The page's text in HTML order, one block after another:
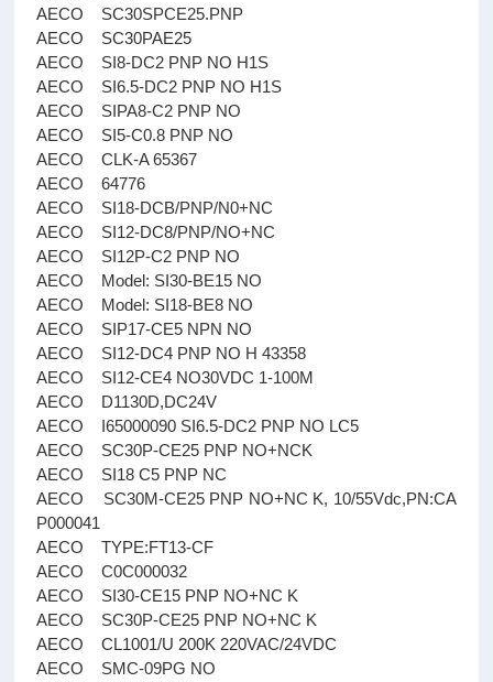
AECO SC30SPCE25.PNP
AECO SC30PAE25
AECO SI8-DC2 PNP NO H1S
AECO SI6.5-DC2 PNP NO H1S
AECO SIPA8-C2 PNP NO
AECO SI5-C0.8 PNP NO
AECO CLK-A 65367
AECO 64776
AECO SI18-DCB/PNP/N0+NC
AECO SI12-DC8/PNP/NO+NC
AECO SI12P-C2 PNP NO
AECO Model: SI30-BE15 NO
AECO Model: SI18-BE8 NO
AECO SIP17-CE5 NPN NO
AECO SI12-DC4 PNP NO H 43358
AECO SI12-CE4 NO30VDC 1-100M
AECO D1130D,DC24V
AECO I65000090 SI6.5-DC2 PNP NO LC5
AECO SC30P-CE25 PNP NO+NCK
AECO SI18 C5 PNP NC
AECO SC30M-CE25 PNP NO+NC K, 10/55Vdc,PN:CA
P000041
AECO TYPE:FT13-CF
AECO C0C000032
AECO SI30-CE15 PNP NO+NC K
AECO SC30P-CE25 PNP NO+NC K
AECO CL1001/U 200K 220VAC/24VDC
AECO SMC-09PG NO